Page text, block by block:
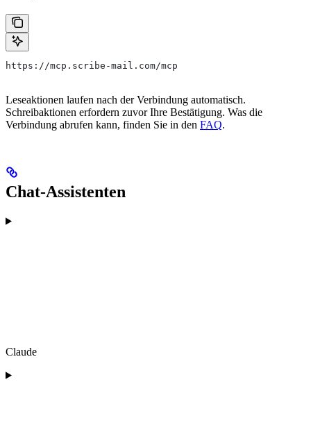
https://mcp.scribe-mail.com/mcp
Leseaktionen laufen nach der Verbindung automatisch.
Schreibaktionen erfordern zuvor Ihre Bestätigung. Was die
Verbindung abrufen kann, finden Sie in den FAQ.
Chat-Assistenten
Claude